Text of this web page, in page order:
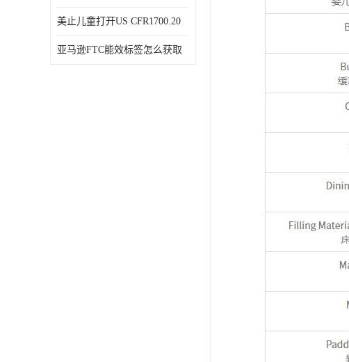
美止儿童打开US CFR1700.20
亚马逊FTC能效标签怎么获取